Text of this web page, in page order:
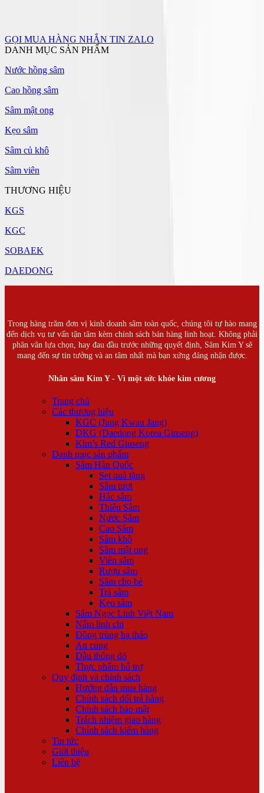
GỌI MUA HÀNG NHẮN TIN ZALO
DANH MỤC SẢN PHẨM
Nước hồng sâm
Cao hồng sâm
Sâm mật ong
Kẹo sâm
Sâm củ khô
Sâm viên
THƯƠNG HIỆU
KGS
KGC
SOBAEK
DAEDONG
Trong hàng trăm đơn vị kinh doanh sâm toàn quốc, chúng tôi tự hào mang
đến dịch vụ tư vấn tận tâm kèm chính sách bán hàng linh hoạt. Không phải
phân vân lựa chọn, hay đau đầu trước những quyết định, Sâm Kim Y sẽ
mang đến sự tin tưởng và an tâm nhất mà bạn xứng đáng nhận được.
Nhân sâm Kim Y - Vì một sức khỏe kim cương
Trang chủ
Các thương hiệu
KGC (Jung Kwan Jang)
DKG (Daedong Korea Ginseng)
Kim’s Red Ginseng
Danh mục sản phẩm
Sâm Hàn Quốc
Set quà tặng
Sâm tươi
Hắc sâm
Thiên Sâm
Nước Sâm
Cao Sâm
Sâm khô
Sâm mật ong
Viên sâm
Rượu sâm
Sâm cho bé
Trà sâm
Kẹo sâm
Sâm Ngọc Linh Việt Nam
Nấm linh chi
Đông trùng hạ thảo
An cung
Dầu thông đỏ
Thực phẩm bổ trợ
Quy định và chính sách
Hướng dẫn mua hàng
Chính sách đổi trả hàng
Chính sách bảo mật
Trách nhiệm giao hàng
Chính sách kiểm hàng
Tin tức
Giới thiệu
Liên hệ